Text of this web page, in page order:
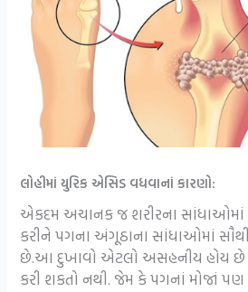
લોહીમાં યુરિક એસિડ વધવાનાં કારણો:
એકદમ અચાનક જ શરીરના
કરીને પગના અંગૂઠાના સાંધાઓમાં
છે.આ દુખાવો એટલો અસહનીય હોય છે કે
કરી શકતો નથી. જેમ કે પગનાં મોજાં પણ